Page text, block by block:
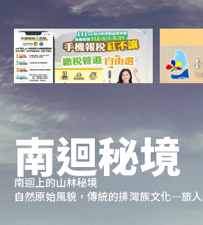
南迴秘境
南迴上的山林秘境
自然原始風貌，傳統的排灣族文化─旅